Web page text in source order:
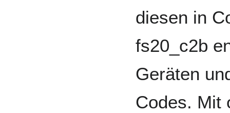
diesen in
fs20_c2b
Geräten
Codes. Mit